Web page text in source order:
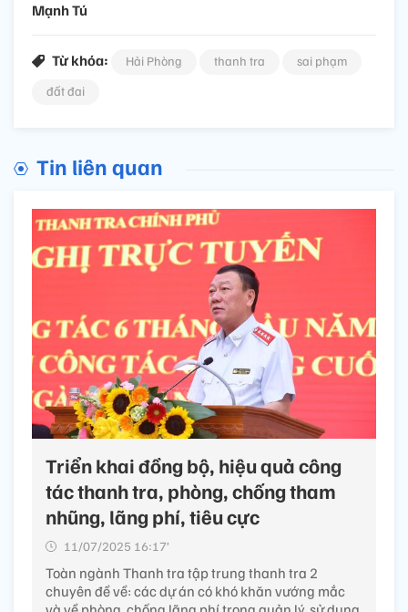
Mạnh Tú
Từ khóa: Hải Phòng thanh tra
sai phạm
đất đai
Tin liên quan
Triển khai đồng bộ, hiệu quả công
tác thanh tra, phòng, chống tham
nhũng, lãng phí, tiêu cực
11/07/2025 16:17’
Toàn ngành Thanh tra tập trung thanh tra 2
chuyên đề về: các dự án có khó khăn vướng mắc